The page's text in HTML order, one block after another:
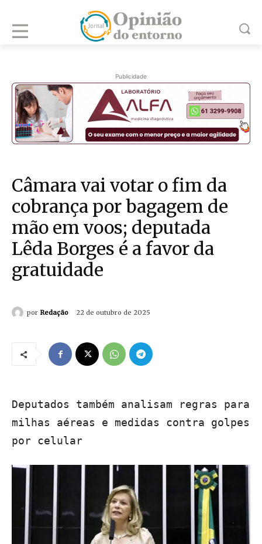
Publicidade
Câmara vai votar o fim da
cobrança por bagagem de
mão em voos; deputada
Lêda Borges é a favor da
gratuidade
por Redação 22 de outubro de 2025
Deputados também analisam regras para
milhas aéreas e medidas contra golpes
por celular